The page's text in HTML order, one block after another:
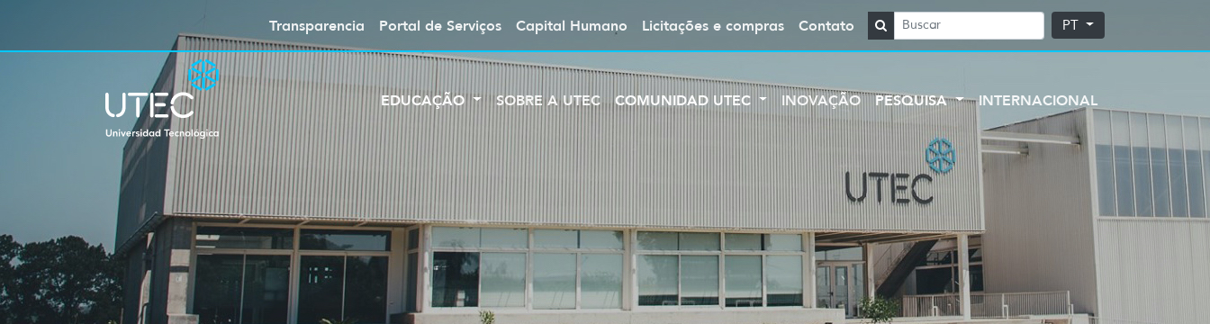
Transparencia Portal de Serviços Capital Humano Licitações e compras Contato PT
EDUCAÇÃO SOBRE A UTEC COMUNIDAD UTEC INOVAÇÃO PESQUISA INTERNACIONAL